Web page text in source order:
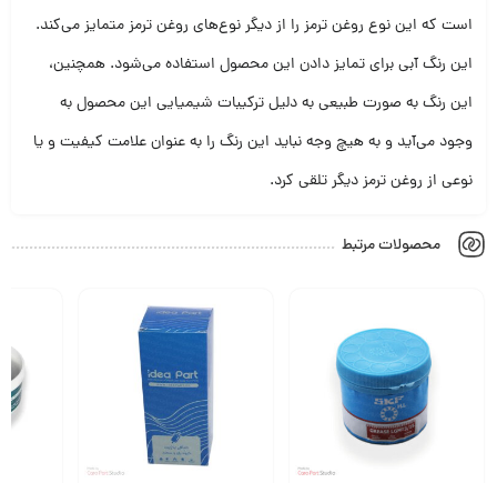
است که این نوع روغن ترمز را از دیگر نوع‌های روغن ترمز متمایز می‌کند.
این رنگ آبی برای تمایز دادن این محصول استفاده می‌شود. همچنین،
این رنگ به صورت طبیعی به دلیل ترکیبات شیمیایی این محصول به
وجود می‌آید و به هیچ وجه نباید این رنگ را به عنوان علامت کیفیت و یا
نوعی از روغن ترمز دیگر تلقی کرد.
محصولات مرتبط